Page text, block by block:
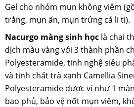
Gel cho nhóm mụn không viêm
trắng, mụn ẩn, mụn trứng cá li ti).
Nacurgo màng sinh học là chai
dịch màu vàng với 3 thành phần
Polyesteramide, tinh nghệ siêu
và tinh chất trà xanh Camellia
Polyesteramide được ví như 1
bao phủ, bảo vệ nốt mụn viêm,